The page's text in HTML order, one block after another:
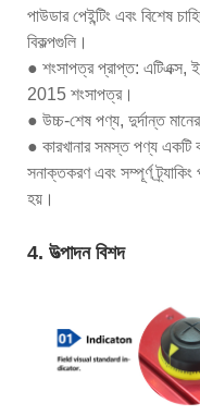
পাউডার পেইন্টিং এবং বিশেষ
বিকল্পগুলি।
● শংসাপত্র প্রাপ্ত:
2015 শংসাপত্র।
● উচ্চ-শেষ পণ্য, দুর্দান্ত
● কারখানার সমস্ত পণ্য একটি
সনাক্তকরণ এবং সম্পূর্ণ ট্র্যাকিং
হয়।
4. উত্পাদন বিশদ